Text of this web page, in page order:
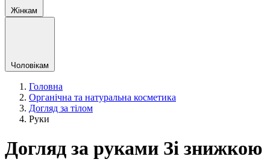
Жінкам
Чоловікам
Головна
Органічна та натуральна косметика
Догляд за тілом
Руки
Догляд за руками Зі знижкою